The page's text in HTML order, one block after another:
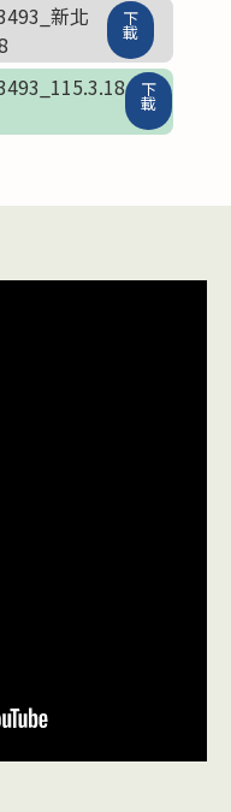
新北
下
載
下
載